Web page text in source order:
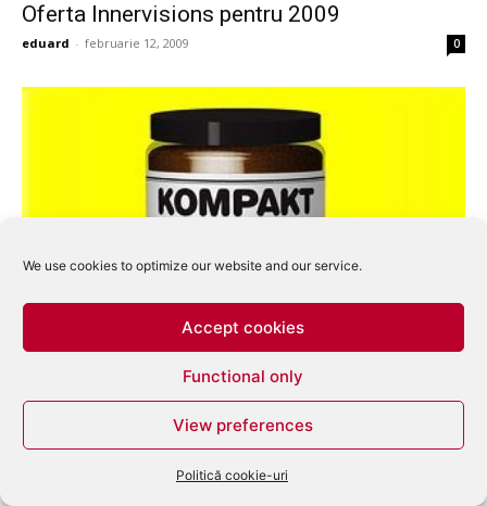
We use cookies to optimize our website and our service.
Accept cookies
Functional only
View preferences
Politică cookie-uri
Oferta Innervisions pentru 2009
eduard - februarie 12, 2009 0
RA si Kompakt la WMC Miami
februarie 25, 2008